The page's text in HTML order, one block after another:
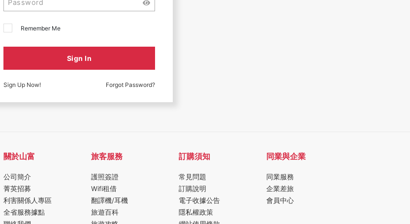
Remember Me
Sign In
Sign Up Now! Forgot Password?
關於山富
公司簡介
菁英招募
利害關係人專區
全省服務據點
旅客服務
護照簽證
Wifi租借
翻譯機/耳機
旅遊百科
訂購須知
常見問題
訂購說明
電子收據公告
隱私權政策
同業與企業
同業服務
企業差旅
會員中心